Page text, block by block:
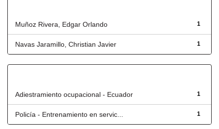
1
Muñoz Rivera, Edgar Orlando
1
Navas Jaramillo, Christian Javier
1
Adiestramiento ocupacional - Ecuador
1
Policía - Entrenamiento en servic...